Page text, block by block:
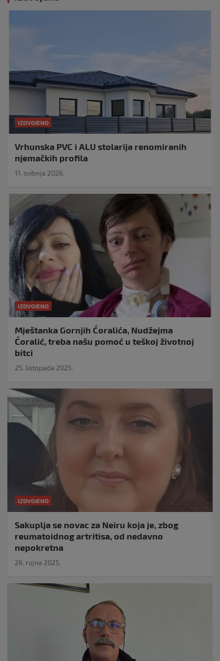
IZDVOJENO
Vrhunska PVC i ALU stolarija renomiranih
njemačkih profila
11. svibnja 2026.
IZDVOJENO
Mještanka Gornjih Ćoralića, Nudžejma
Ćoralić, treba našu pomoć u teškoj životnoj
bitci
25. listopada 2025.
IZDVOJENO
Sakuplja se novac za Neiru koja je, zbog
reumatoidnog artritisa, od nedavno
nepokretna
26. rujna 2025.